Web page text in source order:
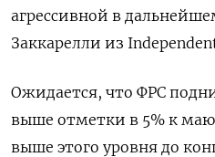
агрессивной в
Заккарелли из
Ожидается, что ФРС
выше отметки в 5% к маю
выше этого уровня до